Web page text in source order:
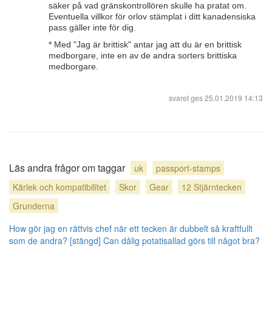
säker på vad gränskontrollören skulle ha pratat om.
Eventuella villkor för orlov stämplat i ditt kanadensiska
pass gäller inte för dig.
* Med "Jag är brittisk" antar jag att du är en brittisk
medborgare, inte en av de andra sorters brittiska
medborgare.
svaret ges25.01.2019 14:13
Läs andra frågor om taggar uk
passport-stamps
Kärlek och kompatibilitet
Skor Gear
12 Stjärntecken
Grunderna
How gör jag en rättvis chef när ett tecken är dubbelt så kraftfullt
som de andra? [stängd] Can dålig potatisallad görs till något bra?